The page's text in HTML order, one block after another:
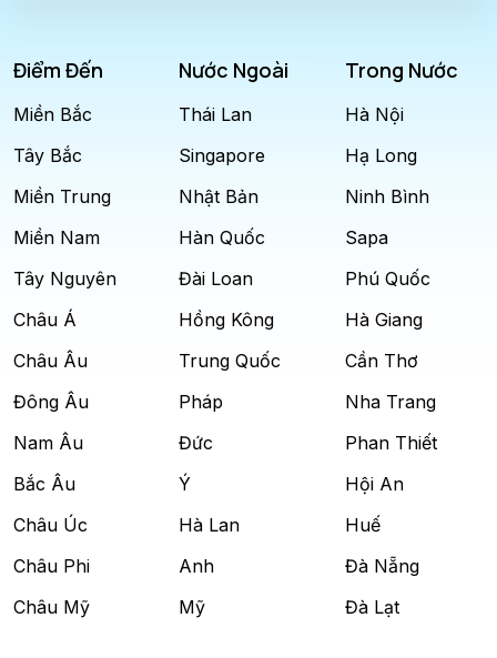
Điểm Đến
Miền Bắc
Tây Bắc
Miền Trung
Miền Nam
Tây Nguyên
Châu Á
Châu Âu
Đông Âu
Nam Âu
Bắc Âu
Châu Úc
Châu Phi
Châu Mỹ
Nước Ngoài
Thái Lan
Singapore
Nhật Bản
Hàn Quốc
Đài Loan
Hồng Kông
Trung Quốc
Pháp
Đức
Ý
Hà Lan
Anh
Mỹ
Trong Nước
Hà Nội
Hạ Long
Ninh Bình
Sapa
Phú Quốc
Hà Giang
Cần Thơ
Nha Trang
Phan Thiết
Hội An
Huế
Đà Nẵng
Đà Lạt